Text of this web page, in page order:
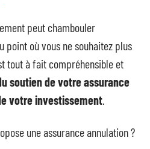
peut chambouler
point où vous ne souhaitez plus
tout à fait compréhensible et
soutien de votre assurance
votre investissement.
une assurance annulation ?